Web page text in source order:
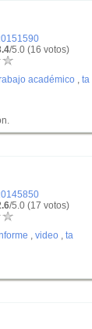
/5.0 (16 votos)
académico , ta
/5.0 (17 votos)
, video , ta